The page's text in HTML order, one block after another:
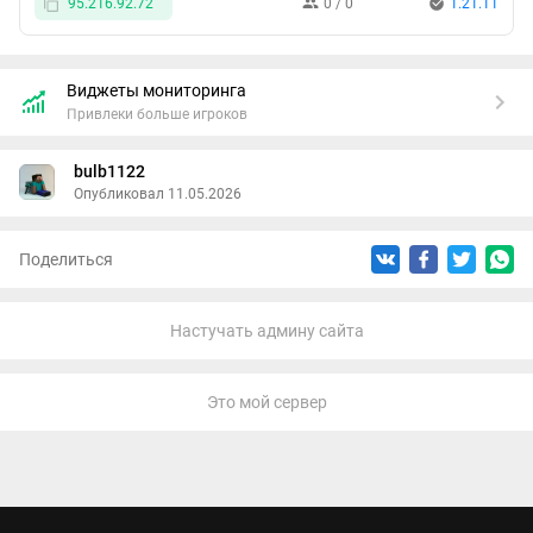
0 / 0 1.21.11
95.216.92.72
Виджеты мониторинга
Привлеки больше игроков
bulb1122
Опубликовал 11.05.2026
Поделиться
Настучать админу сайта
Это мой сервер